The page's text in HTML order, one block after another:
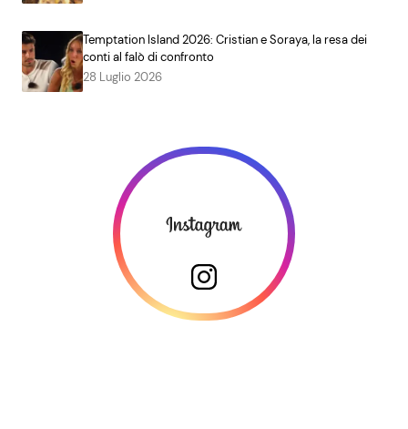
Temptation Island 2026: Cristian e Soraya, la resa dei
conti al falò di confronto
28 Luglio 2026